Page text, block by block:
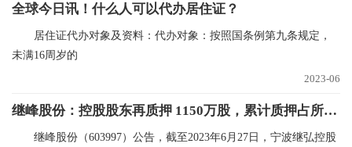
全球今日讯！什么人可以代办居住证？
居住证代办对象及资料：代办对象：按照国条例第九条规定，
未满16周岁的
2023-06
继峰股份：控股股东再质押 1150万股，累计质押占所持66.7%
继峰股份（603997）公告，截至2023年6月27日，宁波继弘控股